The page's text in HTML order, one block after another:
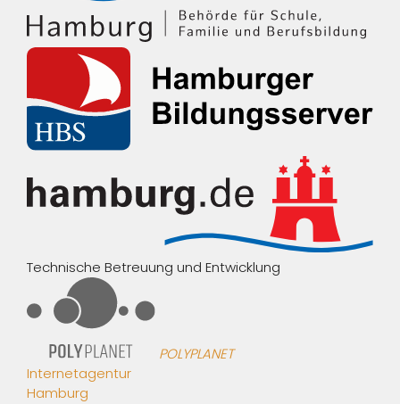
Technische Betreuung und Entwicklung
POLYPLANET
Internetagentur
Hamburg